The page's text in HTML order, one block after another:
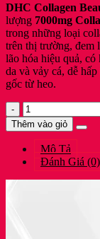
DHC Collagen
lượng 7000mg
trong những loại
trên thị trường, đem
lão hóa hiệu quả,
da và vảy cá, dễ
gốc từ heo.
DHC
TPBVSK
Nước
Uống
Bổ
Sung
Collagen
Thêm vào giỏ
Mô Tả
Đánh Giá (0)